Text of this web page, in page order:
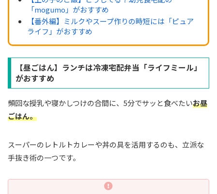
「mogumo」がおすすめ
【番外編】ミルクやスープ作りの時短には「ピュア
ライフ」がおすすめ
【昼ごはん】ランチは冷凍宅配弁当「ライフミール」
がおすすめ
頻回な授乳や寝かしつけの合間に、5分でサッと食べたいお昼
ごはん。
スーパーのレトルトカレーや丼の具を活用するのも、立派な
手抜き術の一つです。